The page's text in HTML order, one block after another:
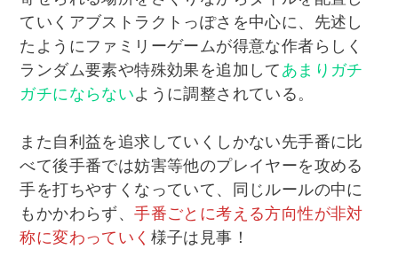
ていくアブストラクトっぽさを中心に、先述し
たようにファミリーゲームが得意な作者らしく
ランダム要素や特殊効果を追加して あまりガチ
ガチにならないように調整されている。
また自利益を追求していくしかない先手番に比
べて後手番では妨害等他のプレイヤーを攻める
手を打ちやすくなっていて、同じルールの中に
もかかわらず、手番ごとに考える方向性が非対
称に変わっていく 様子は見事！